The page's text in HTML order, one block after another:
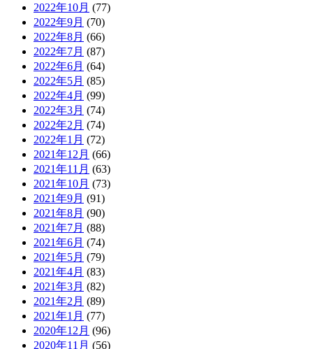
2022年10月 (77)
2022年9月 (70)
2022年8月 (66)
2022年7月 (87)
2022年6月 (64)
2022年5月 (85)
2022年4月 (99)
2022年3月 (74)
2022年2月 (74)
2022年1月 (72)
2021年12月 (66)
2021年11月 (63)
2021年10月 (73)
2021年9月 (91)
2021年8月 (90)
2021年7月 (88)
2021年6月 (74)
2021年5月 (79)
2021年4月 (83)
2021年3月 (82)
2021年2月 (89)
2021年1月 (77)
2020年12月 (96)
2020年11月 (56)